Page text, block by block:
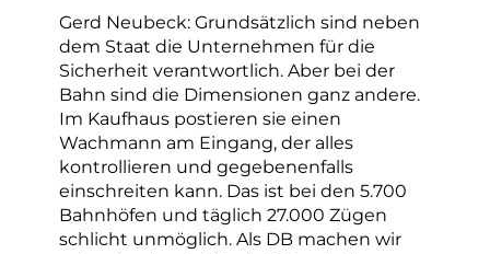
Gerd Neubeck: Grundsätzlich sind neben
dem Staat die Unternehmen für die
Sicherheit verantwortlich. Aber bei der
Bahn sind die Dimensionen ganz andere.
Im Kaufhaus postieren sie einen
Wachmann am Eingang, der alles
kontrollieren und gegebenenfalls
einschreiten kann. Das ist bei den 5.700
Bahnhöfen und täglich 27.000 Zügen
schlicht unmöglich. Als DB machen wir